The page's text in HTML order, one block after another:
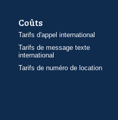
Coûts
Tarifs d'appel international
Tarifs de message texte
international
Tarifs de numéro de location